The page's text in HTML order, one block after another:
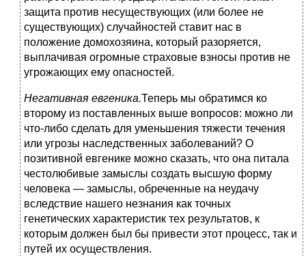
защита против несуществующих (или более не
существующих) случайностей ставит нас в
положение домохозяина, который разоряется,
выплачивая огромные страховые взносы против не
угрожающих ему опасностей.
Негативная евгеника.Теперь мы обратимся ко
второму из поставленных выше вопросов: можно ли
что-либо сделать для уменьшения тяжести течения
или угрозы наследственных заболеваний? О
позитивной евгенике можно сказать, что она питала
честолюбивые замыслы создать высшую форму
человека — замыслы, обреченные на неудачу
вследствие нашего незнания как точных
генетических характеристик тех результатов, к
которым должен был бы привести этот процесс, так и
путей их осуществления.